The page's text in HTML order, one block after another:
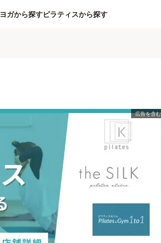
ヨガから探すピラティスから探す